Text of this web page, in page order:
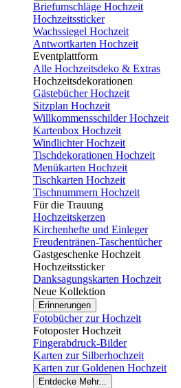
Briefumschläge Hochzeit
Hochzeitssticker
Wachssiegel Hochzeit
Antwortkarten Hochzeit
Eventplattform
Alle Hochzeitsdeko & Extras
Hochzeitsdekorationen
Gästebücher Hochzeit
Sitzplan Hochzeit
Willkommensschilder Hochzeit
Kartenbox Hochzeit
Windlichter Hochzeit
Tischdekorationen Hochzeit
Menükarten Hochzeit
Tischkarten Hochzeit
Tischnummern Hochzeit
Für die Trauung
Hochzeitskerzen
Kirchenhefte und Einleger
Freudentränen-Taschentücher
Gastgeschenke Hochzeit
Hochzeitssticker
Danksagungskarten Hochzeit
Neue Kollektion
Erinnerungen
Fotobücher zur Hochzeit
Fotoposter Hochzeit
Fingerabdruck-Bilder
Karten zur Silberhochzeit
Karten zur Goldenen Hochzeit
Entdecke Mehr...